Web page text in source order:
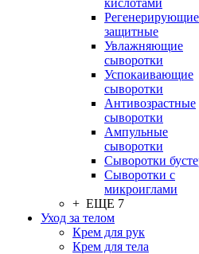
кислотами
защитные
Увлажняющие
сыворотки
Успокаивающие
сыворотки
Антивозрастные
сыворотки
Ампульные
сыворотки
Сыворотки
Сыворотки с
микроиглами
+ ЕЩЕ 7
Уход за телом
Крем для рук
Крем для тела